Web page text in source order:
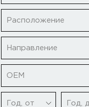
Расположение
Направление
ОЕМ
Год, от Год,